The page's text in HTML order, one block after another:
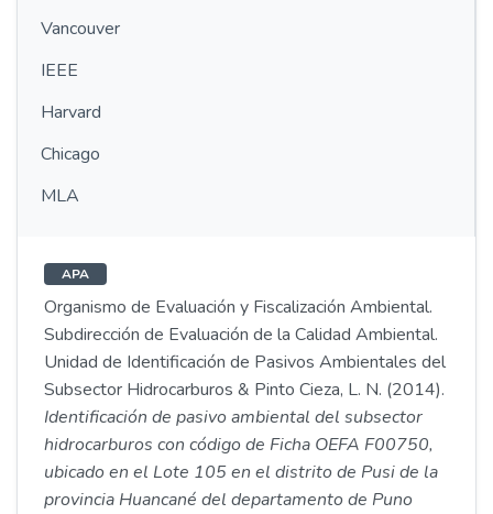
Vancouver
IEEE
Harvard
Chicago
MLA
APA
Organismo de Evaluación y Fiscalización Ambiental.
Subdirección de Evaluación de la Calidad Ambiental.
Unidad de Identificación de Pasivos Ambientales del
Subsector Hidrocarburos & Pinto Cieza, L. N. (2014).
Identificación de pasivo ambiental del subsector
hidrocarburos con código de Ficha OEFA F00750,
ubicado en el Lote 105 en el distrito de Pusi de la
provincia Huancané del departamento de Puno